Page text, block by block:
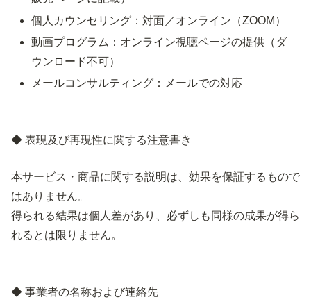
個人カウンセリング：対面／オンライン（ZOOM）
動画プログラム：オンライン視聴ページの提供（ダ
ウンロード不可）
メールコンサルティング：メールでの対応
◆ 表現及び再現性に関する注意書き
本サービス・商品に関する説明は、効果を保証するもので
はありません。
得られる結果は個人差があり、必ずしも同様の成果が得ら
れるとは限りません。
◆ 事業者の名称および連絡先